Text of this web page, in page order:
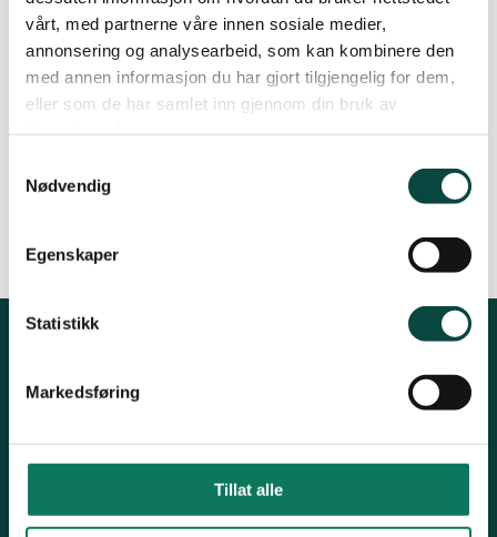
vårt, med partnerne våre innen sosiale medier,
annonsering og analysearbeid, som kan kombinere den
med annen informasjon du har gjort tilgjengelig for dem,
eller som de har samlet inn gjennom din bruk av
Nødvendig
Egenskaper
Statistikk
Markedsføring
Tillat alle
samle denne støtten. Bli med du også! Støtt
arbeidet vårt ved å blimedlem ellernaturvenn!
Besøk:Mostun natursenter, Henrik Ibsensgate 59, 4021
Stavanger.
Inge Steenslands hus, Henrik Ibsensgate 61, 4021 Stavanger
Telefon NiR:966 10 221